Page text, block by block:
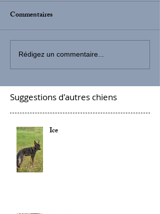
Commentaires
Rédigez un commentaire...
Suggestions d'autres chiens
Ice